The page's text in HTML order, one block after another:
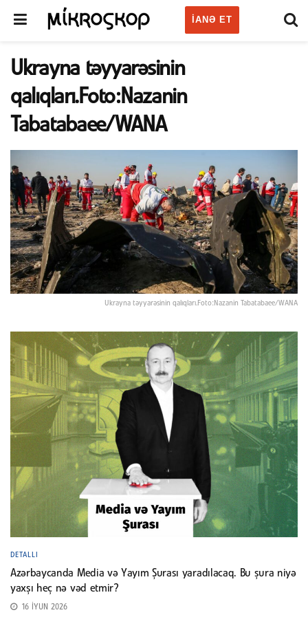
IANƏ ET
Ukrayna təyyarəsinin
qalıqları.Foto:Nazanin
Tabatabaee/WANA
Ukrayna təyyarəsinin qalıqları.Foto:Nazanin Tabatabaee/WANA
DETALLI
Azərbaycanda Media və Yayım Şurası yaradılacaq. Bu şura niyə
yaxşı heç nə vəd etmir?
16 İYUN 2026